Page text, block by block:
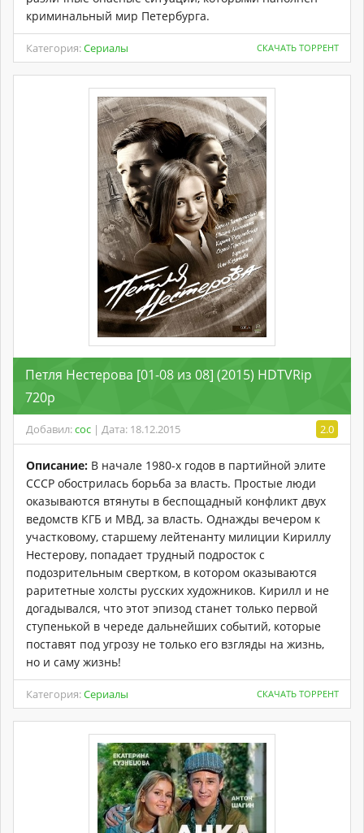
криминальный мир Петербурга.
Категория:Сериалы СКАЧАТЬ ТОРРЕНТ
Петля Нестерова [01-08 из 08] (2015) HDTVRip
720p
Добавил:coc | Дата: 18.12.2015 2.0
Описание: В начале 1980-х годов в партийной элите
СССР обострилась борьба за власть. Простые люди
оказываются втянуты в беспощадный конфликт двух
ведомств КГБ и МВД, за власть. Однажды вечером к
участковому, старшему лейтенанту милиции Кириллу
Нестерову, попадает трудный подросток с
подозрительным свертком, в котором оказываются
раритетные холсты русских художников. Кирилл и не
догадывался, что этот эпизод станет только первой
ступенькой в череде дальнейших событий, которые
поставят под угрозу не только его взгляды на жизнь,
но и саму жизнь!
Категория:Сериалы СКАЧАТЬ ТОРРЕНТ